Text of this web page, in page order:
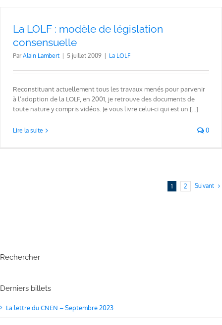
La LOLF : modèle de législation
consensuelle
ParAlain Lambert 5 juillet 2009 La LOLF
Reconstituant actuellement tous les travaux menés pour parvenir
à l’adoption de la LOLF, en 2001, je retrouve des documents de
toute nature y compris vidéos. Je vous livre celui-ci qui est un [...]
Lire la suite 0
1 2 Suivant
Rechercher
Derniers billets
La lettre du CNEN – Septembre 2023